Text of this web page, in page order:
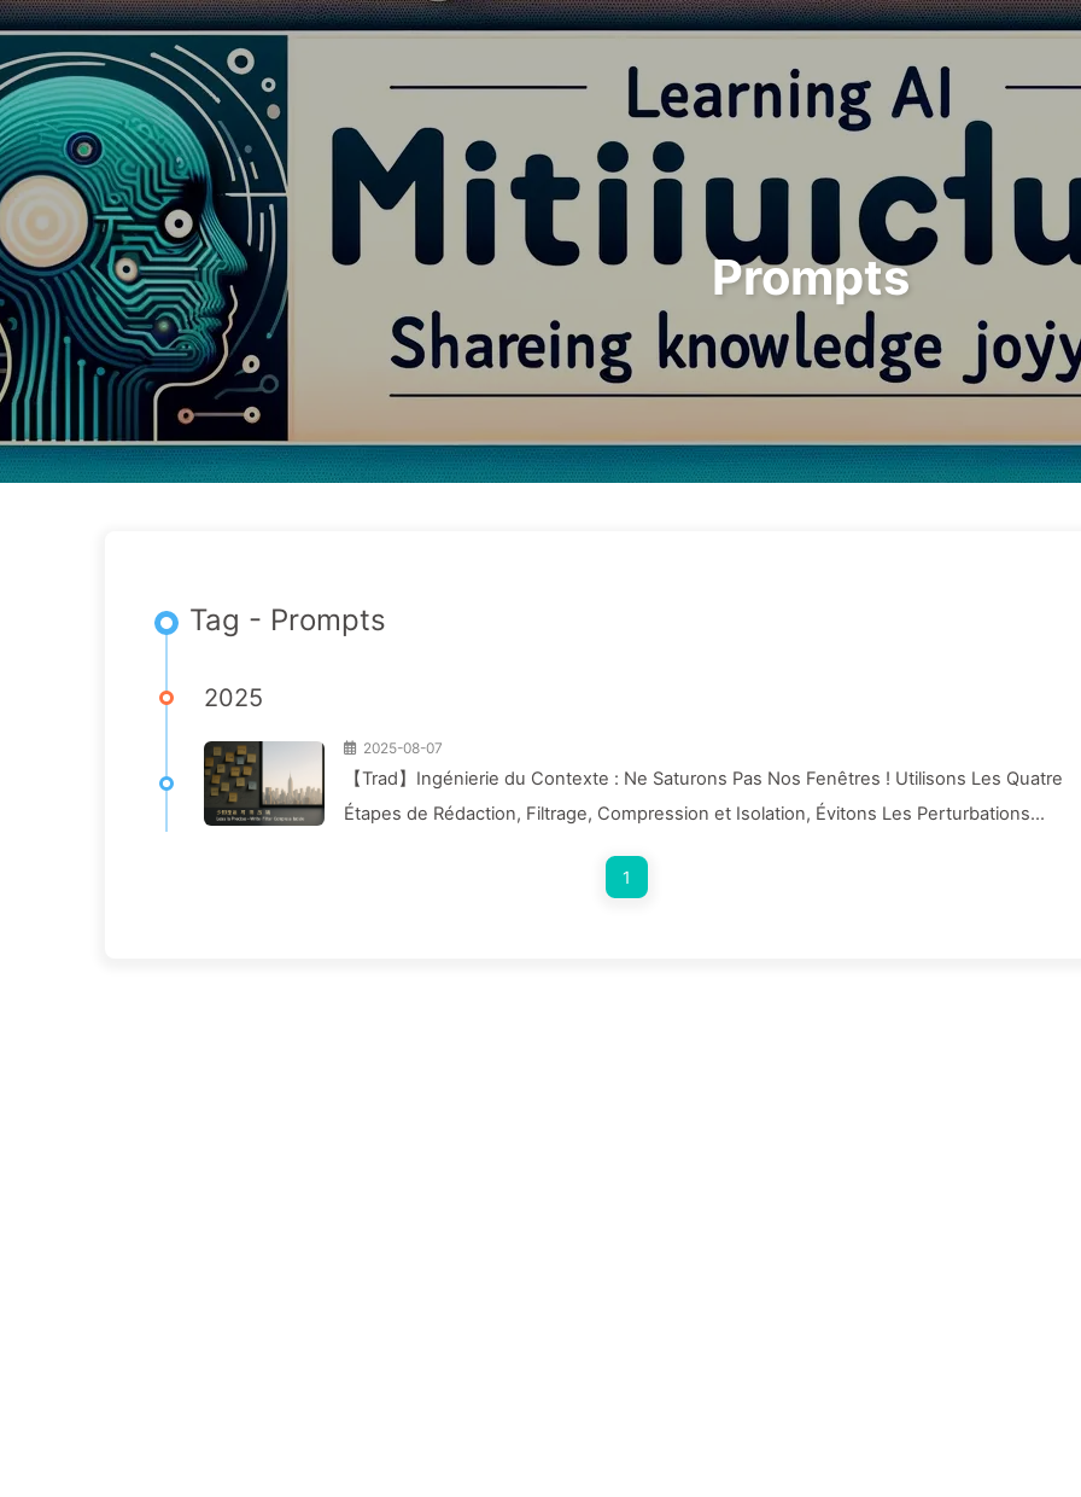
Le Chemin vers la Transformation par l'IA Rechercher Accueil Archives
Prompts
Tag - Prompts
2025
2025-08-07
【Trad】Ingénierie du Contexte : Ne Saturons Pas Nos Fenêtres ! Utilisons Les Quatre
Étapes de Rédaction, Filtrage, Compression et Isolation, Évitons Les Perturbations
1